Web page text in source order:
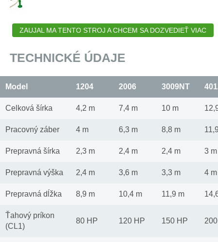
ZAUJAL MA TENTO STROJ A CHCEM SA DOZVEDIEŤ VIAC
TECHNICKÉ ÚDAJE
Model 1204 2006 3009NT
Celková šírka 4,2 m 7,4 m 10 m
Pracovný záber 4 m 6,3 m 8,8 m
Prepravná šírka 2,3 m 2,4 m 2,4 m 3 m
Prepravná výška 2,4 m 3,6 m 3,3 m 4 m
Prepravná dĺžka 8,9 m 10,4 m 11,9 m
Ťahový príkon
(CL1)
80 HP 120 HP 150 HP